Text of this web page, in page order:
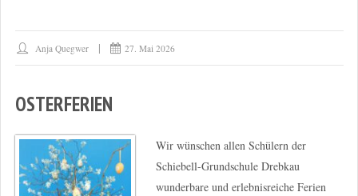
Anja Quegwer 27. Mai 2026
OSTERFERIEN
Wir wünschen allen Schülern der
Schiebell-Grundschule Drebkau
wunderbare und erlebnisreiche Ferien